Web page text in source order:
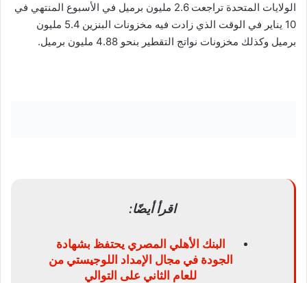
الولايات المتحدة تراجعت 2.6 مليون برميل في الأسبوع المنتهي في
10 يناير في الوقت الذي زادت فيه مخزونات البنزين 5.4 مليون
برميل وكذلك مخزونات نواتج التقطير بنحو 4.88 مليون برميل.
اقرأ أيضًا:
البنك الأهلي المصري يحتفظ بشهادة
الجودة في مجال الإمداد اللوجيستي من
للعام الثاني على التوالي